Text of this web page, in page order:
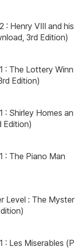
: Henry VIII and his
3rd Edition)
: The Lottery Winn
Edition)
: Shirley Homes an
Edition)
: The Piano Man
Level : The Myster
: Les Miserables (P